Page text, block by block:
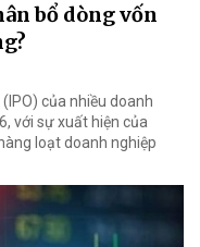
bổ dòng vốn
của nhiều doanh
với sự xuất hiện của
loạt doanh nghiệp